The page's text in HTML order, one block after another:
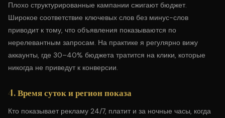
Плохо структурированные кампании сжигают бюджет.
Широкое соответствие ключевых слов без минус-слов
приводит к тому, что объявления показываются по
нерелевантным запросам. На практике я регулярно вижу
аккаунты, где 30–40% бюджета тратится на клики, которые
никогда не приведут к конверсии.
4. Время суток и регион показа
Кто показывает рекламу 24/7, платит и за ночные часы, когда